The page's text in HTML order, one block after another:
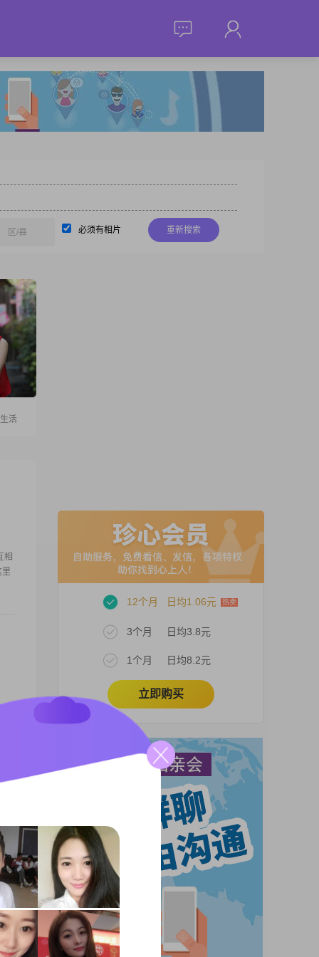
区/县 必须有相片 重新搜索
活
相
步
12个月 日均1.06元
3个月 日均3.8元
1个月 日均8.2元
立即购买